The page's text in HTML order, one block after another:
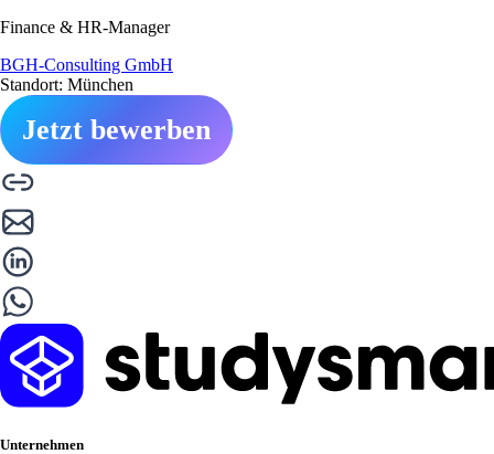
Finance & HR-Manager
BGH-Consulting GmbH
Standort: München
Jetzt bewerben
Unternehmen